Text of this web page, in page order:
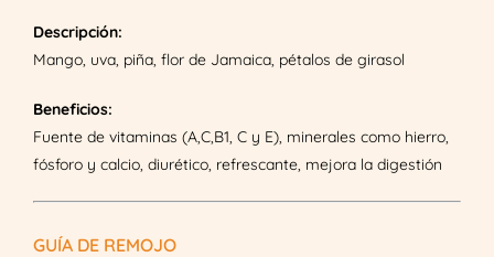
-
Mango
Descripción:
Mango, uva, piña, flor de Jamaica, pétalos de girasol
Beneficios:
Fuente de vitaminas (A,C,B1, C y E), minerales como hierro,
fósforo y calcio, diurético, refrescante, mejora la digestión
GUÍA DE REMOJO